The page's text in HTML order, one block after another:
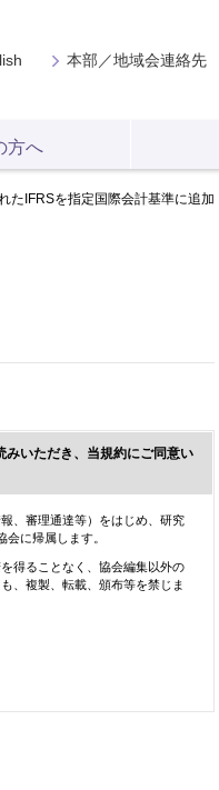
方へ
本部／地域会連絡先
たIFRSを指定国際会計基準に追加
みいただき、当規約にご同意い
、審理通達等）をはじめ、研究
に帰属します。
得ることなく、協会編集以外の
、複製、転載、頒布等を禁じま